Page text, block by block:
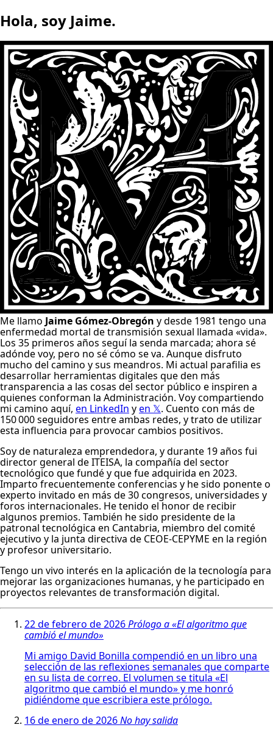
Hola, soy Jaime.
Me llamo Jaime Gómez-Obregón y desde 1981 tengo una
enfermedad mortal de transmisión sexual llamada «vida».
Los 35 primeros años seguí la senda marcada; ahora sé
adónde voy, pero no sé cómo se va. Aunque disfruto
mucho del camino y sus meandros. Mi actual parafilia es
desarrollar herramientas digitales que den más
transparencia a las cosas del sector público e inspiren a
quienes conforman la Administración. Voy compartiendo
mi camino aquí, en LinkedIn yen 𝕏. Cuento con más de
150 000 seguidores entre ambas redes, y trato de utilizar
esta influencia para provocar cambios positivos.
Soy de naturaleza emprendedora, y durante 19 años fui
director general deITEISA, la compañía del sector
tecnológico que fundé y que fue adquirida en 2023.
Imparto frecuentemente conferencias y he sido ponente o
experto invitado en más de 30 congresos, universidades y
foros internacionales. He tenido el honor de recibir
algunos premios. También he sido presidente de la
patronal tecnológica en Cantabria, miembro del comité
ejecutivo y la junta directiva de CEOE-CEPYME en la región
y profesor universitario.
Tengo un vivo interés en la aplicación de la tecnología para
mejorar las organizaciones humanas, y he participado en
proyectos relevantes de transformación digital.
22 de febrero de 2026Prólogo a «El algoritmo que
cambió el mundo»
Mi amigo David Bonilla compendió en un libro una
selección de las reflexiones semanales que comparte
en su lista de correo. El volumen se titula «El
algoritmo que cambió el mundo» y me honró
pidiéndome que escribiera este prólogo.
16 de enero de 2026No hay salida